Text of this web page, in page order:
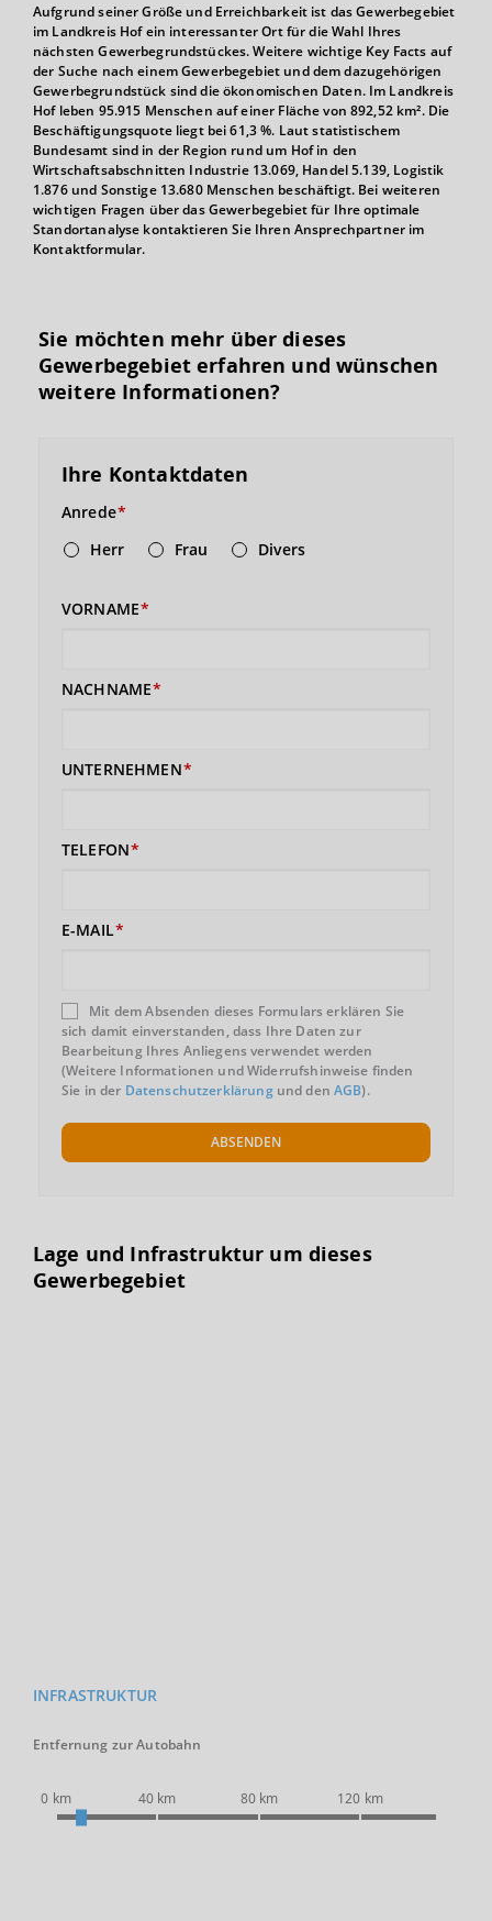
Aufgrund seiner Größe und Erreichbarkeit ist das Gewerbegebiet
im Landkreis Hof ein interessanter Ort für die Wahl Ihres
nächsten Gewerbegrundstückes. Weitere wichtige Key Facts auf
der Suche nach einem Gewerbegebiet und dem dazugehörigen
Gewerbegrundstück sind die ökonomischen Daten. Im Landkreis
Hof leben 95.915 Menschen auf einer Fläche von 892,52 km². Die
Beschäftigungsquote liegt bei 61,3 %. Laut statistischem
Bundesamt sind in der Region rund um Hof in den
Wirtschaftsabschnitten Industrie 13.069, Handel 5.139, Logistik
1.876 und Sonstige 13.680 Menschen beschäftigt. Bei weiteren
wichtigen Fragen über das Gewerbegebiet für Ihre optimale
Standortanalyse kontaktieren Sie Ihren Ansprechpartner im
Kontaktformular.
Sie möchten mehr über dieses
Gewerbegebiet erfahren und wünschen
weitere Informationen?
Ihre Kontaktdaten
Anrede
Herr
Frau Divers
VORNAME
NACHNAME
UNTERNEHMEN
TELEFON
E-MAIL
Mit dem Absenden dieses Formulars erklären Sie
sich damit einverstanden, dass Ihre Daten zur
Bearbeitung Ihres Anliegens verwendet werden
(Weitere Informationen und Widerrufshinweise finden
Sie in der Datenschutzerklärungund denAGB).
ABSENDEN
Lage und Infrastruktur um dieses
Gewerbegebiet
INFRASTRUKTUR
Entfernung zur Autobahn
0 km 40 km 80 km 120 km